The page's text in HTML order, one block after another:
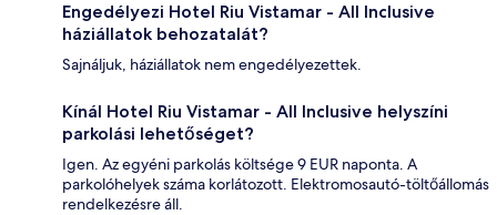
Engedélyezi Hotel Riu Vistamar - All Inclusive
háziállatok behozatalát?
Sajnáljuk, háziállatok nem engedélyezettek.
Kínál Hotel Riu Vistamar - All Inclusive helyszíni
parkolási lehetőséget?
Igen. Az egyéni parkolás költsége 9 EUR naponta. A
parkolóhelyek száma korlátozott. Elektromosautó-töltőállomás
rendelkezésre áll.